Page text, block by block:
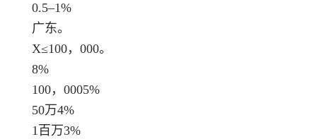
0.5–1%
广东。
X≤100，000。
8%
100，0005%
50万4%
1百万3%